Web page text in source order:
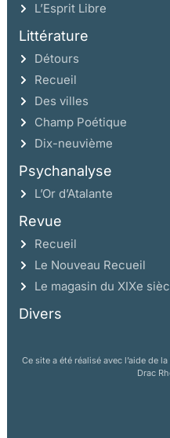
L’Esprit Libre
Littérature
Détours
Recueil
Des villes
Champ Poétique
Dix-neuvième
Psychanalyse
L’Or d’Atalante
Revue
Recueil
Le Nouveau Recueil
Le magasin du XIXe
Divers
Ce site a été réalisé avec l’aide de
Drac